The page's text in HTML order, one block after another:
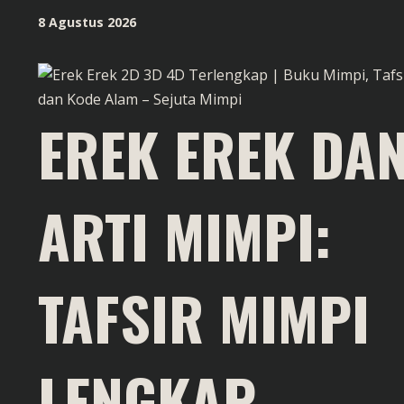
content
8 Agustus 2026
EREK EREK
ARTI MIMPI:
TAFSIR MIMPI